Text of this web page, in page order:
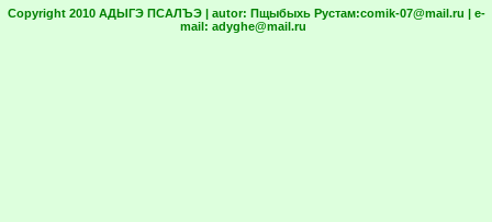
Copyright 2010 АДЫГЭ ПСАЛЪЭ | autor: Пщыбыхь Рустам:comik-07@mail.ru | e-
mail: adyghe@mail.ru